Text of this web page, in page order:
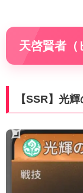
天啓賢者（
【SSR】光